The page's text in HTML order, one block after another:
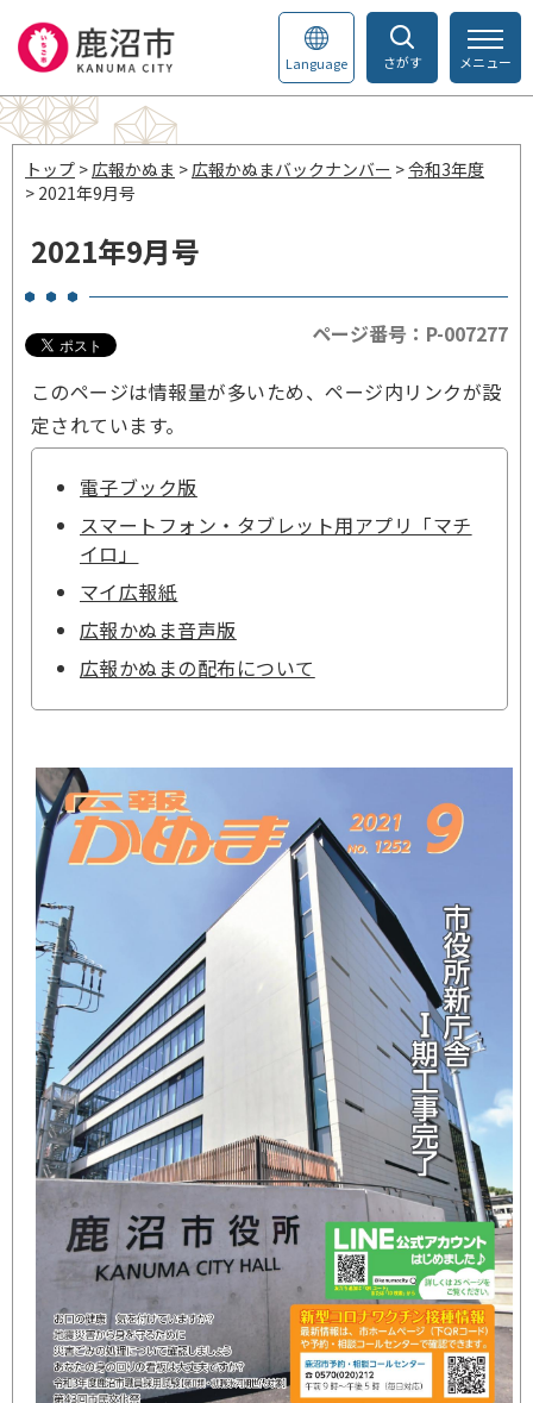
さがす
Language メニュー
トップ >広報かぬま >広報かぬまバックナンバー >令和3年度
> 2021年9月号
2021年9月号
ページ番号：P-007277
このページは情報量が多いため、ページ内リンクが設
定されています。
電子ブック版
スマートフォン・タブレット用アプリ「マチ
イロ」
マイ広報紙
広報かぬま音声版
広報かぬまの配布について